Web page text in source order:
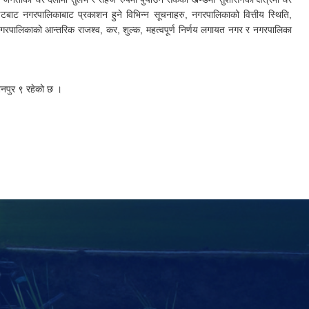
नगरपालिकाबाट प्रकाशन हुने विभिन्न सूचनाहरु, नगरपालिकाको वित्तीय स्थिति,
आन्तरिक राजश्व, कर, शुल्क, महत्वपूर्ण निर्णय लगायत नगर र नगरपालिका
९ रहेको छ ।